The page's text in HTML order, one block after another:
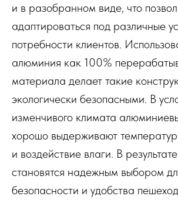
и в разобранном виде, что
адаптироваться под различные
потребности клиентов.
алюминия как 100%
материала делает такие
экологически безопасными. В
изменчивого климата
хорошо выдерживают
и воздействие влаги. В
становятся надежным выбором
безопасности и удобства